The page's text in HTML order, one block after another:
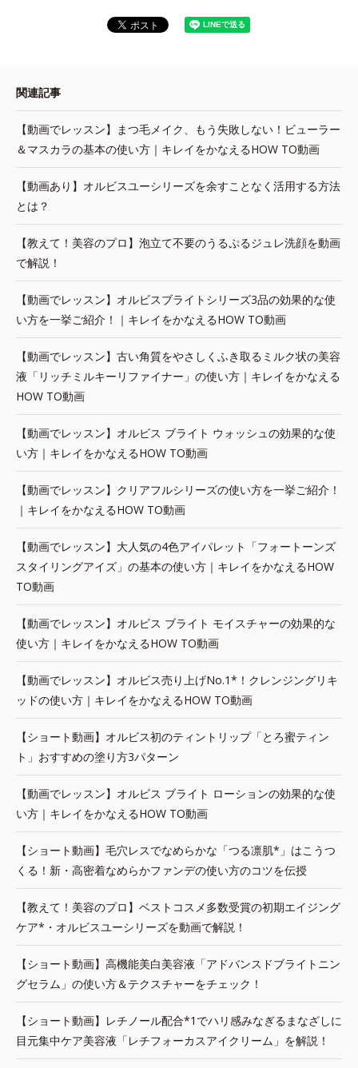
関連記事
【動画でレッスン】まつ毛メイク、もう失敗しない！ビューラー
＆マスカラの基本の使い方｜キレイをかなえるHOW TO動画
【動画あり】オルビスユーシリーズを余すことなく活用する方法
とは？
【教えて！美容のプロ】泡立て不要のうるぷるジュレ洗顔を動画
で解説！
【動画でレッスン】オルビスブライトシリーズ3品の効果的な使
い方を一挙ご紹介！｜キレイをかなえるHOW TO動画
【動画でレッスン】古い角質をやさしくふき取るミルク状の美容
液「リッチミルキーリファイナー」の使い方｜キレイをかなえる
HOW TO動画
【動画でレッスン】オルビス ブライト ウォッシュの効果的な使
い方｜キレイをかなえるHOW TO動画
【動画でレッスン】クリアフルシリーズの使い方を一挙ご紹介！
｜キレイをかなえるHOW TO動画
【動画でレッスン】大人気の4色アイパレット「フォートーンズ
スタイリングアイズ」の基本の使い方｜キレイをかなえるHOW
TO動画
【動画でレッスン】オルビス ブライト モイスチャーの効果的な
使い方｜キレイをかなえるHOW TO動画
【動画でレッスン】オルビス売り上げNo.1*！クレンジングリキ
ッドの使い方｜キレイをかなえるHOW TO動画
【ショート動画】オルビス初のティントリップ「とろ蜜ティン
ト」おすすめの塗り方3パターン
【動画でレッスン】オルビス ブライト ローションの効果的な使
い方｜キレイをかなえるHOW TO動画
【ショート動画】毛穴レスでなめらかな「つる凛肌*」はこうつ
くる！新・高密着なめらかファンデの使い方のコツを伝授
【教えて！美容のプロ】ベストコスメ多数受賞の初期エイジング
ケア*・オルビスユーシリーズを動画で解説！
【ショート動画】高機能美白美容液「アドバンスドブライトニン
グセラム」の使い方＆テクスチャーをチェック！
【ショート動画】レチノール配合*1でハリ感みなぎるまなざしに
目元集中ケア美容液「レチフォーカスアイクリーム」を解説！